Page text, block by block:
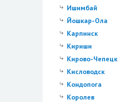
Ишимбай
Йошкар-Ола
Карпинск
Кириши
Кирово-Чепецк
Кисловодск
Кондопога
Королев